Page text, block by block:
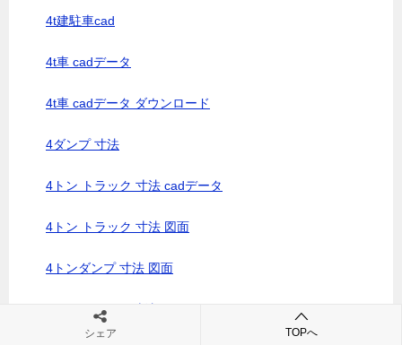
4t建駐車cad
4t車 cadデータ
4t車 cadデータ ダウンロード
4ダンプ 寸法
4トン トラック 寸法 cadデータ
4トン トラック 寸法 図面
4トンダンプ 寸法 図面
4トントラック 寸法 cadデータ
シェア TOPへ